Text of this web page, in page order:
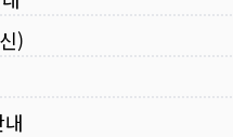
)